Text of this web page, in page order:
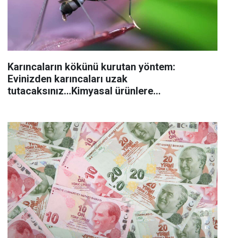
Karıncaların kökünü kurutan yöntem:
Evinizden karıncaları uzak
tutacaksınız...Kimyasal ürünlere